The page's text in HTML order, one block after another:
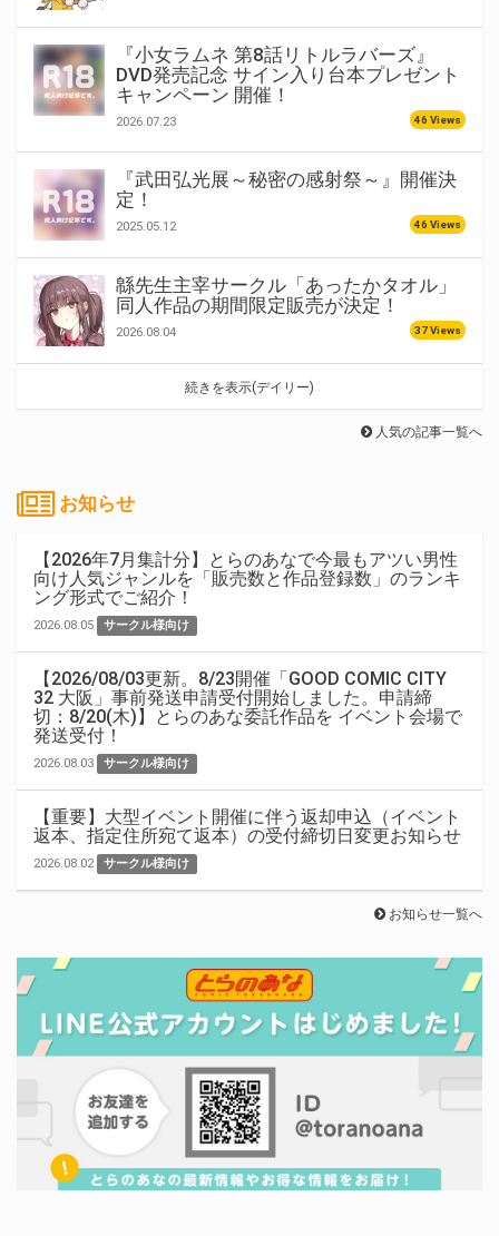
『小女ラムネ 第8話リトルラバーズ』
DVD発売記念 サイン入り台本プレゼント
キャンペーン 開催！
2026.07.23 46 Views
『武田弘光展～秘密の感射祭～』開催決
定！
2025.05.12 46 Views
緜先生主宰サークル「あったかタオル」
同人作品の期間限定販売が決定！
2026.08.04 37 Views
続きを表示(デイリー)
人気の記事一覧へ
お知らせ
【2026年7月集計分】とらのあなで今最もアツい男性
向け人気ジャンルを「販売数と作品登録数」のランキ
ング形式でご紹介！
2026.08.05 サークル様向け
【2026/08/03更新。8/23開催「GOOD COMIC CITY
32 大阪」事前発送申請受付開始しました。申請締
切：8/20(木)】とらのあな委託作品を イベント会場で
発送受付！
2026.08.03 サークル様向け
【重要】大型イベント開催に伴う返却申込（イベント
返本、指定住所宛て返本）の受付締切日変更お知らせ
2026.08.02 サークル様向け
お知らせ一覧へ